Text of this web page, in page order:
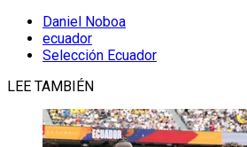
Daniel Noboa
ecuador
Selección Ecuador
LEE TAMBIÉN